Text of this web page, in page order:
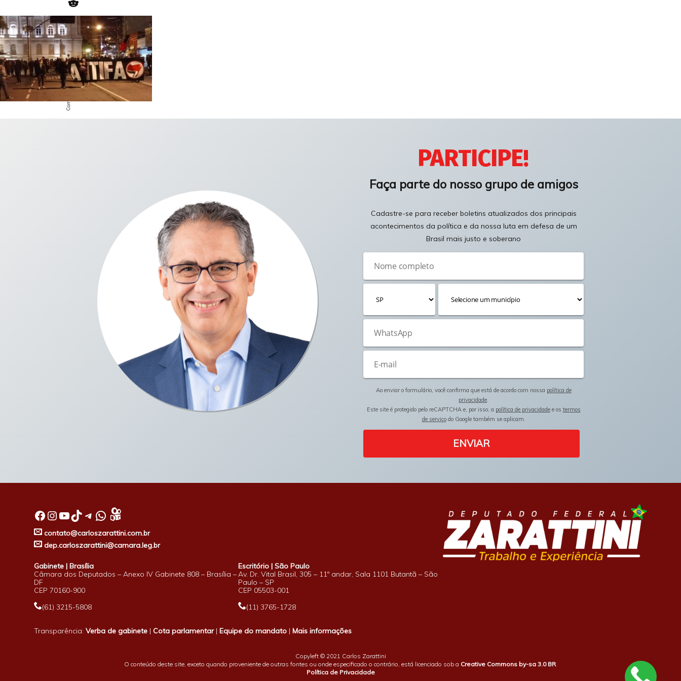
PARTICIPE!
Faça parte do nosso grupo de amigos
Cadastre-se para receber boletins atualizados dos principais
acontecimentos da política e da nossa luta em defesa de um
Brasil mais justo e soberano
Ao enviar o formulário, você confirma que está de acordo com nossa política de
privacidade
Este site é protegido pelo reCAPTCHA e, por isso, a política de privacidadee os termos
de serviçodo Google também se aplicam.
ENVIAR
Facebook InstagramYoutube TikTok Telegram WhatsApp
contato@carloszarattini.com.br
dep.carloszarattini@camara.leg.br
Gabinete | Brasília
Câmara dos Deputados – Anexo IV Gabinete 808 – Brasília –
DF
CEP 70160-900
(61) 3215-5808
Escritório | São Paulo
Av. Dr. Vital Brasil, 305 – 11º andar, Sala 1101 Butantã – São
Paulo – SP
CEP 05503-001
(11) 3765-1728
Transparência:Verba de gabinete |Cota parlamentar|Equipe do mandato |Mais informações
Copyleft © 2021 Carlos Zarattini
O conteúdo deste site, exceto quando proveniente de outras fontes ou onde especificado o contrário, está licenciado sob a Creative Commons by-sa 3.0 BR.
Política de Privacidade